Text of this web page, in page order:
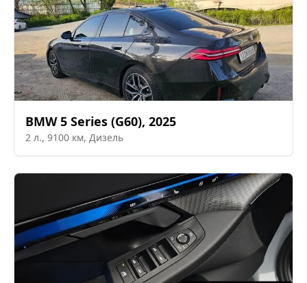
BMW 5 Series (G60), 2025
2 л., 9100 км, Дизель